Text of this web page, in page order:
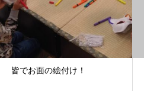
皆でお面の絵付け！